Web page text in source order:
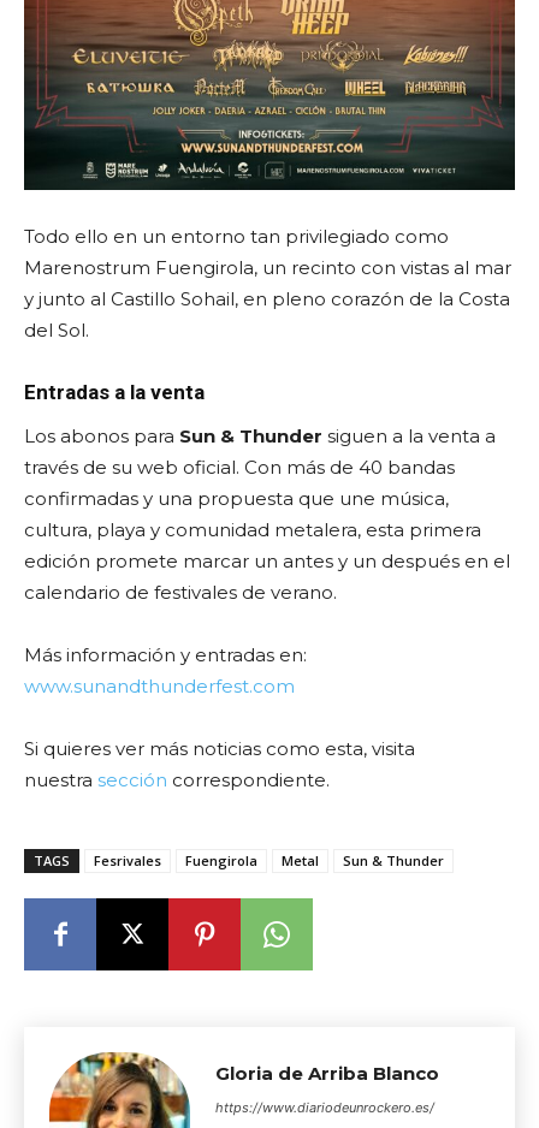
Todo ello en un entorno tan privilegiado como
Marenostrum Fuengirola, un recinto con vistas al mar
y junto al Castillo Sohail, en pleno corazón de la Costa
del Sol.
Entradas a la venta
Los abonos para Sun & Thunder siguen a la venta a
través de su web oficial. Con más de 40 bandas
confirmadas y una propuesta que une música,
cultura, playa y comunidad metalera, esta primera
edición promete marcar un antes y un después en el
calendario de festivales de verano.
Más información y entradas en:
www.sunandthunderfest.com
Si quieres ver más noticias como esta, visita
nuestra sección correspondiente.
TAGS Fesrivales Fuengirola Metal Sun & Thunder
Gloria de Arriba Blanco
https://www.diariodeunrockero.es/